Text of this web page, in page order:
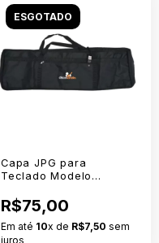
ESGOTADO
Capa JPG para
Teclado Modelo
Com Logo
R$75,00
Em até 10x de R$7,50 sem
juros